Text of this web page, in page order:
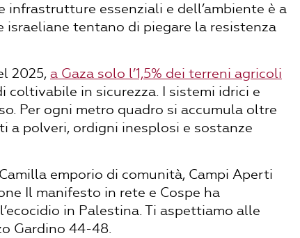
essenziali e dell’ambiente è a
tentano di piegare la resistenza
2025, a Gaza solo l’1,5% dei terreni agricoli
coltivabile in sicurezza. I sistemi idrici e
Per ogni metro quadro si accumula oltre
a polveri, ordigni inesplosi e sostanze
emporio di comunità, Campi Aperti
Il manifesto in rete e Cospe ha
in Palestina. Ti aspettiamo alle
Gardino 44-48.